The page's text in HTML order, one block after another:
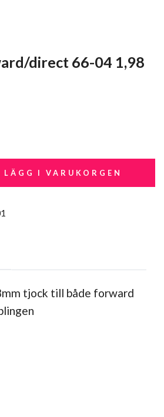
direct 66-04 1,98
LÄGG I VARUKORGEN
tjock till både forward